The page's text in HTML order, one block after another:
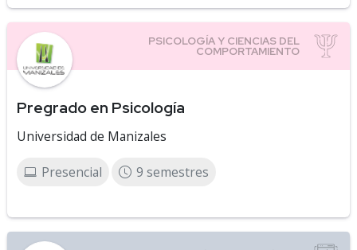
Pregrado en Psicología
Universidad de Manizales
Presencial 9 semestres